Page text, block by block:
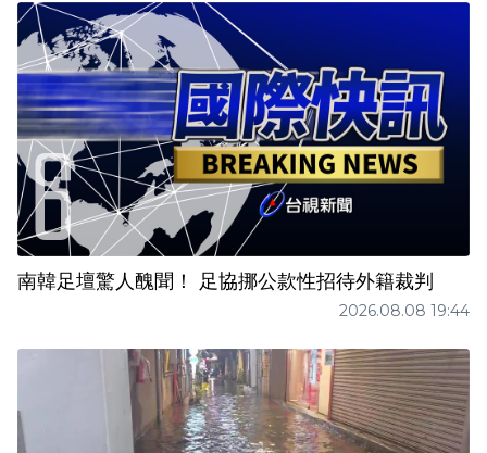
南韓足壇驚人醜聞！ 足協挪公款性招待外籍裁判
2026.08.08 19:44